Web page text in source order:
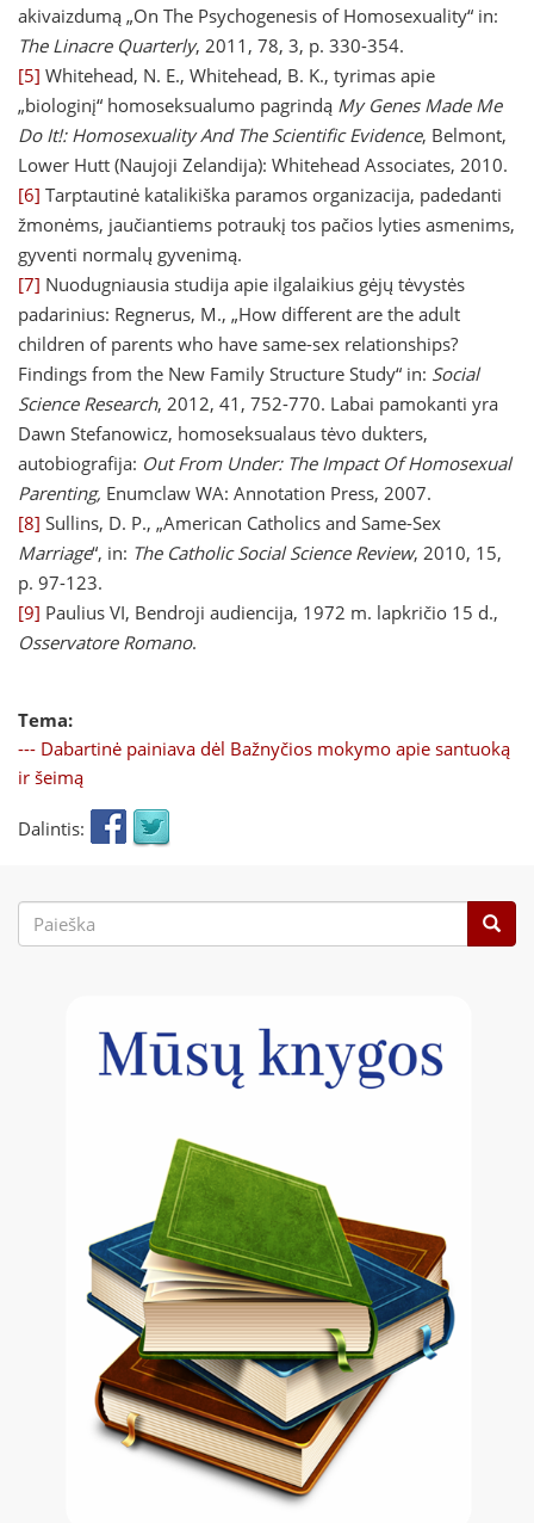
akivaizdumą „On The Psychogenesis of Homosexuality“ in:
The Linacre Quarterly, 2011, 78, 3, p. 330-354.
[5] Whitehead, N. E., Whitehead, B. K., tyrimas apie
„biologinį“ homoseksualumo pagrindą My Genes Made Me
Do It!: Homosexuality And The Scientific Evidence, Belmont,
Lower Hutt (Naujoji Zelandija): Whitehead Associates, 2010.
[6] Tarptautinė katalikiška paramos organizacija, padedanti
žmonėms, jaučiantiems potraukį tos pačios lyties asmenims,
gyventi normalų gyvenimą.
[7] Nuodugniausia studija apie ilgalaikius gėjų tėvystės
padarinius: Regnerus, M., „How different are the adult
children of parents who have same-sex relationships?
Findings from the New Family Structure Study“ in: Social
Science Research, 2012, 41, 752-770. Labai pamokanti yra
Dawn Stefanowicz, homoseksualaus tėvo dukters,
autobiografija: Out From Under: The Impact Of Homosexual
Parenting, Enumclaw WA: Annotation Press, 2007.
[8] Sullins, D. P., „American Catholics and Same-Sex
Marriage“, in: The Catholic Social Science Review, 2010, 15,
p. 97-123.
[9] Paulius VI, Bendroji audiencija, 1972 m. lapkričio 15 d.,
Osservatore Romano.
Tema:
--- Dabartinė painiava dėl Bažnyčios mokymo apie santuoką
ir šeimą
Dalintis:
Paieškos